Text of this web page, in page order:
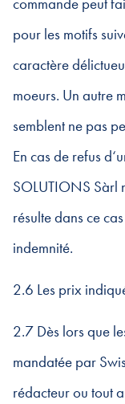
pour les motifs
caractère
moeurs. Un autre
semblent ne pas
En cas de refus
SOLUTIONS Sàrl
résulte dans ce
indemnité.
2.6 Les prix
2.7 Dès lors que
mandatée par
rédacteur ou tout